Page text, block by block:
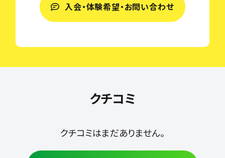
入会・体験希望・お問い合わせ
クチコミ
クチコミはまだありません。